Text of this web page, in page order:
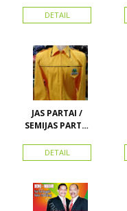
KAMPANYE,
PARTAI DAN
DETAIL
JAS PARTAI /
SEMIJAS PARTAI
DETAIL